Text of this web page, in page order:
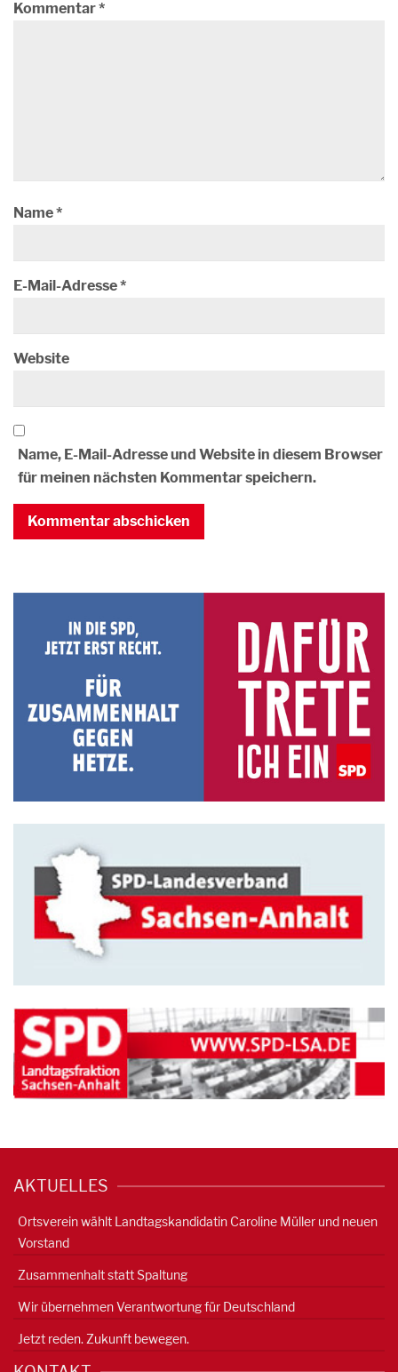
Kommentar*
Name*
E-Mail-Adresse*
Website
Name, E-Mail-Adresse und Website in diesem Browser
für meinen nächsten Kommentar speichern.
AKTUELLES
Ortsverein wählt Landtagskandidatin Caroline Müller und neuen
Vorstand
Zusammenhalt statt Spaltung
Wir übernehmen Verantwortung für Deutschland
Jetzt reden. Zukunft bewegen.